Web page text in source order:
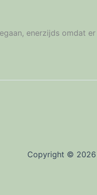
enerzijds omdat
Copyright © 2026